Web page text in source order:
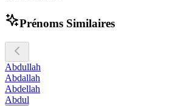
Prénoms Similaires
Abdullah
Abdallah
Abdellah
Abdul